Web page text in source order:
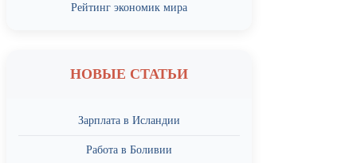
Рейтинг экономик мира
НОВЫЕ СТАТЬИ
Зарплата в Исландии
Работа в Боливии